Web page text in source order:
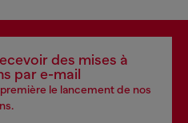
des mises à
par e-mail
le lancement de nos